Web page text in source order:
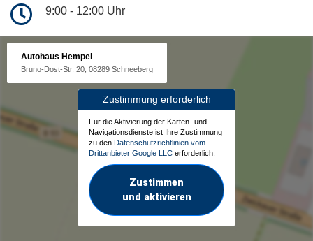
9:00 - 12:00 Uhr
Autohaus Hempel
Bruno-Dost-Str. 20, 08289 Schneeberg
Zustimmung erforderlich
Für die Aktivierung der Karten- und
Navigationsdienste ist Ihre Zustimmung
zu den Datenschutzrichtlinien vom
Drittanbieter Google LLC erforderlich.
Zustimmen
und aktivieren